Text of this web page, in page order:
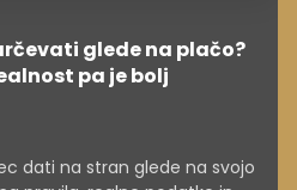
glede na plačo?
pa je bolj
dati na stran glede na svojo